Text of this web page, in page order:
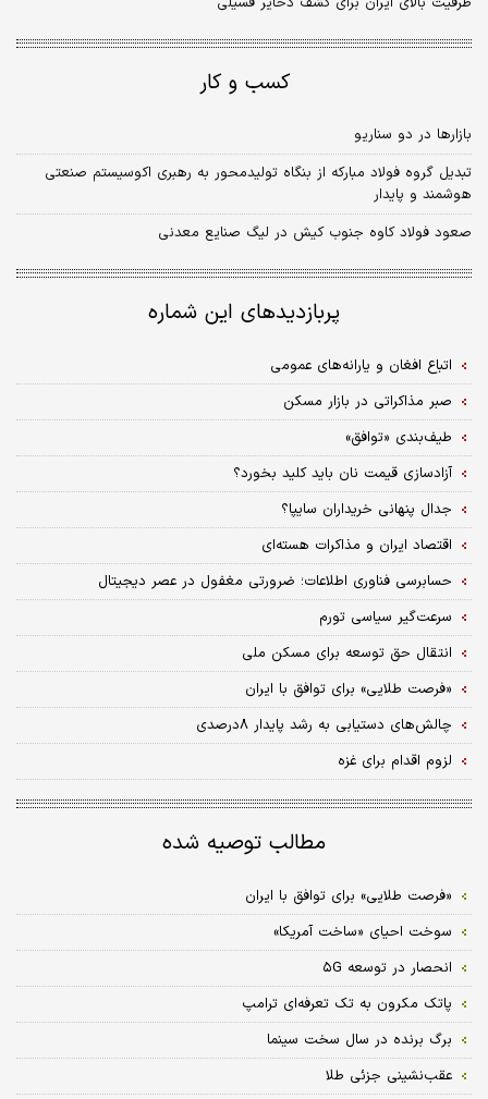
کسب و کار
بازارها در دو سناریو
تبدیل گروه فولاد مبارکه از بنگاه تولیدمحور به رهبری اکوسیستم صنعتی
هوشمند و پایدار
صعود فولاد کاوه جنوب کیش در لیگ صنایع معدنی
پربازدیدهای این شماره
اتباع افغان و یارانه‌های عمومی
صبر مذاکراتی در بازار مسکن
طیف‌بندی «توافق»
آزادسازی قیمت نان باید کلید بخورد؟
جدال پنهانی خریداران سایپا؟
اقتصاد ایران و مذاکرات هسته‌ای
حسابرسی فناوری اطلاعات؛ ضرورتی مغفول در عصر دیجیتال
سرعت‌گیر سیاسی تورم
انتقال حق توسعه برای مسکن ملی
«فرصت طلایی» برای توافق با ایران
چالش‏‏‌های دستیابی به رشد پایدار ۸‌درصدی
لزوم اقدام برای غزه
مطالب توصیه شده
«فرصت طلایی» برای توافق با ایران
سوخت احیای «ساخت آمریکا»
انحصار در توسعه ۵G
پاتک مکرون به تک تعرفه‌ای ترامپ
برگ برنده در سال سخت سینما
عقب‌نشینی جزئی طلا